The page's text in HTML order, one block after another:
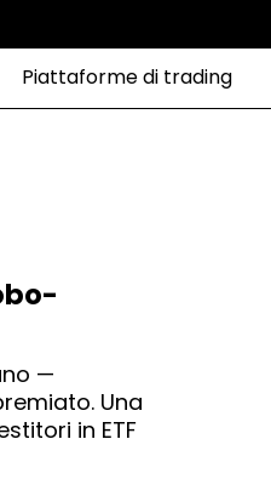
Piattaforme di trading
—
Una
in ETF